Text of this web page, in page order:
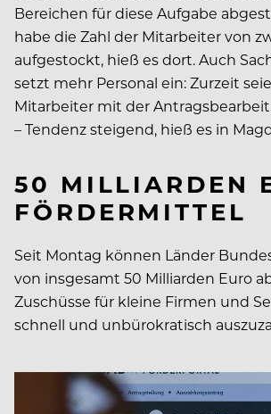
Bereichen für diese Aufgabe
habe die Zahl der Mitarbeiter von
aufgestockt, hieß es dort. Auch
setzt mehr Personal ein: Zurzeit
Mitarbeiter mit der
– Tendenz steigend, hieß es in
50 MILLIARDEN
FÖRDERMITTEL
Seit Montag können Länder
von insgesamt 50 Milliarden Euro
Zuschüsse für kleine Firmen und
schnell und unbürokratisch